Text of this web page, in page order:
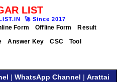
LIST
🚀 Since 2017
Form Offline Form
Result
Answer Key CSC Tool
| WhatsApp Channel | Arattai